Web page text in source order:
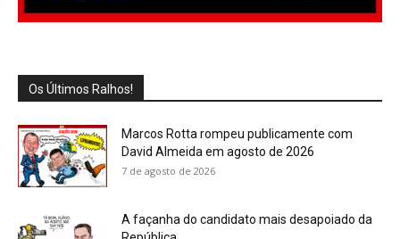
Os Últimos Ralhos!
Marcos Rotta rompeu publicamente com
David Almeida em agosto de 2026
7 de agosto de 2026
A façanha do candidato mais desapoiado da